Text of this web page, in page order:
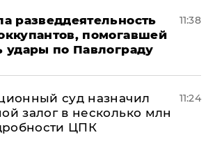
разведдеятельность
помогавшей
удары по Павлограду
11:38
суд назначил
залог в несколько млн
ЦПК
11:24